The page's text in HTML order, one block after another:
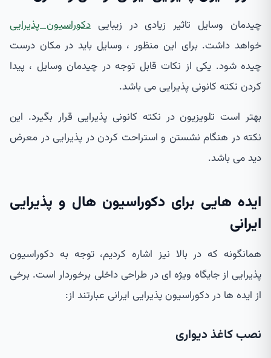
چیدمان وسایل تاثیر زیادی در زیباییدکوراسیون پذیرایی
خواهد داشت. برای این منظور ، وسایل باید در مکان درست
چیده شود. یکی از نکات قابل توجه در چیدمان وسایل ، پیدا
کردن نکته کانونی پذیرایی می باشد.
بهتر است تلویزیون در نکته کانونی پذیرایی قرار بگیرد. این
نکته در هنگام نشستن و استراحت کردن در پذیرایی در معرض
دید می باشد.
ایده هایی برای دکوراسیون هال و پذیرایی
ایرانی
همانگونه که در بالا نیز اشاره کردیم، توجه به دکوراسیون
پذیرایی از جایگاه ویژه ای در طراحی داخلی برخوردار است. برخی
از ایده ها در دکوراسیون پذیرایی ایرانی عبارتند از:
نصب کاغذ دیواری